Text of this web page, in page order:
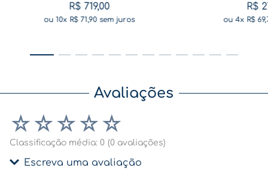
R$ 719,00
ou10x R$ 71,90sem juros
R$
ou 4x R$ 69,
Avaliações
☆ ☆ ☆ ☆ ☆
Classificação média: 0 (0 avaliações)
Escreva uma avaliação